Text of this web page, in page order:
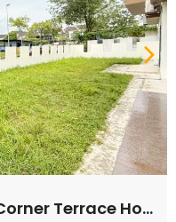
House – FOR RENT